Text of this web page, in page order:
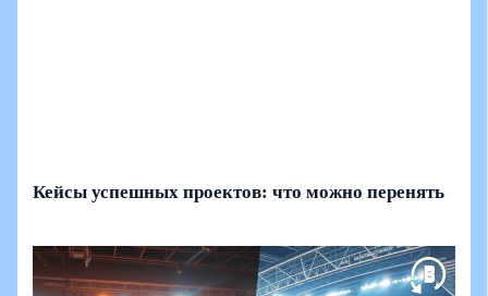
Кейсы успешных проектов: что можно перенять